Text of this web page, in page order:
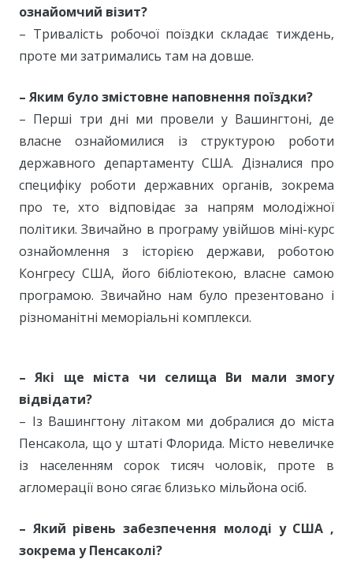
ознайомчий візит?
– Тривалість робочої поїздки складає тиждень,
проте ми затримались там на довше.
– Яким було змістовне наповнення поїздки?
– Перші три дні ми провели у Вашингтоні, де
власне ознайомилися із структурою роботи
державного департаменту США. Дізналися про
специфіку роботи державних органів, зокрема
про те, хто відповідає за напрям молодіжної
політики. Звичайно в програму увійшов міні-курс
ознайомлення з історією держави, роботою
Конгресу США, його бібліотекою, власне самою
програмою. Звичайно нам було презентовано і
різноманітні меморіальні комплекси.
– Які ще міста чи селища Ви мали змогу
відвідати?
– Із Вашингтону літаком ми добралися до міста
Пенсакола, що у штаті Флорида. Місто невеличке
із населенням сорок тисяч чоловік, проте в
агломерації воно сягає близько мільйона осіб.
– Який рівень забезпечення молоді у США ,
зокрема у Пенсаколі?